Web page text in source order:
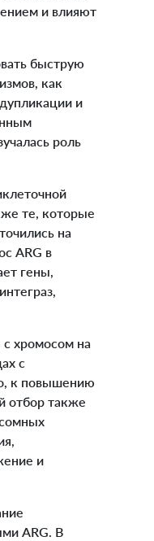
и влияют
быструю
как
и
роль
те, которые
на
ARG в
гены,
хромосом на
с
к повышению
отбор также
и
ARG. В